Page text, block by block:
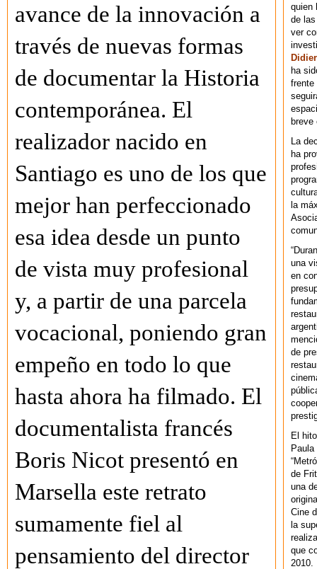
avance de la innovación a
través de nuevas formas
de documentar la Historia
contemporánea. El
realizador nacido en
Santiago es uno de los que
mejor han perfeccionado
esa idea desde un punto
de vista muy profesional
y, a partir de una parcela
vocacional, poniendo gran
empeño en todo lo que
hasta ahora ha filmado. El
documentalista francés
Boris Nicot presentó en
Marsella este retrato
sumamente fiel al
pensamiento del director
quien
de
ver
Didier
ha
frente
breve
La
ha
la
una
en
de
El
de
una
Cine
la
que
2010.